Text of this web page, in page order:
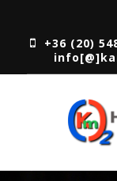
+36 (20)